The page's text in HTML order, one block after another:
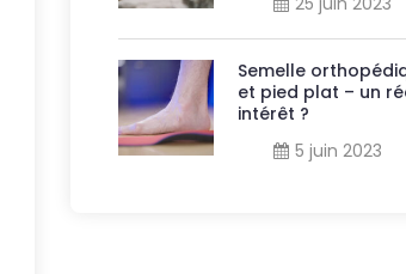
Semelle
et pied plat – un
intérêt ?
5 juin 2023